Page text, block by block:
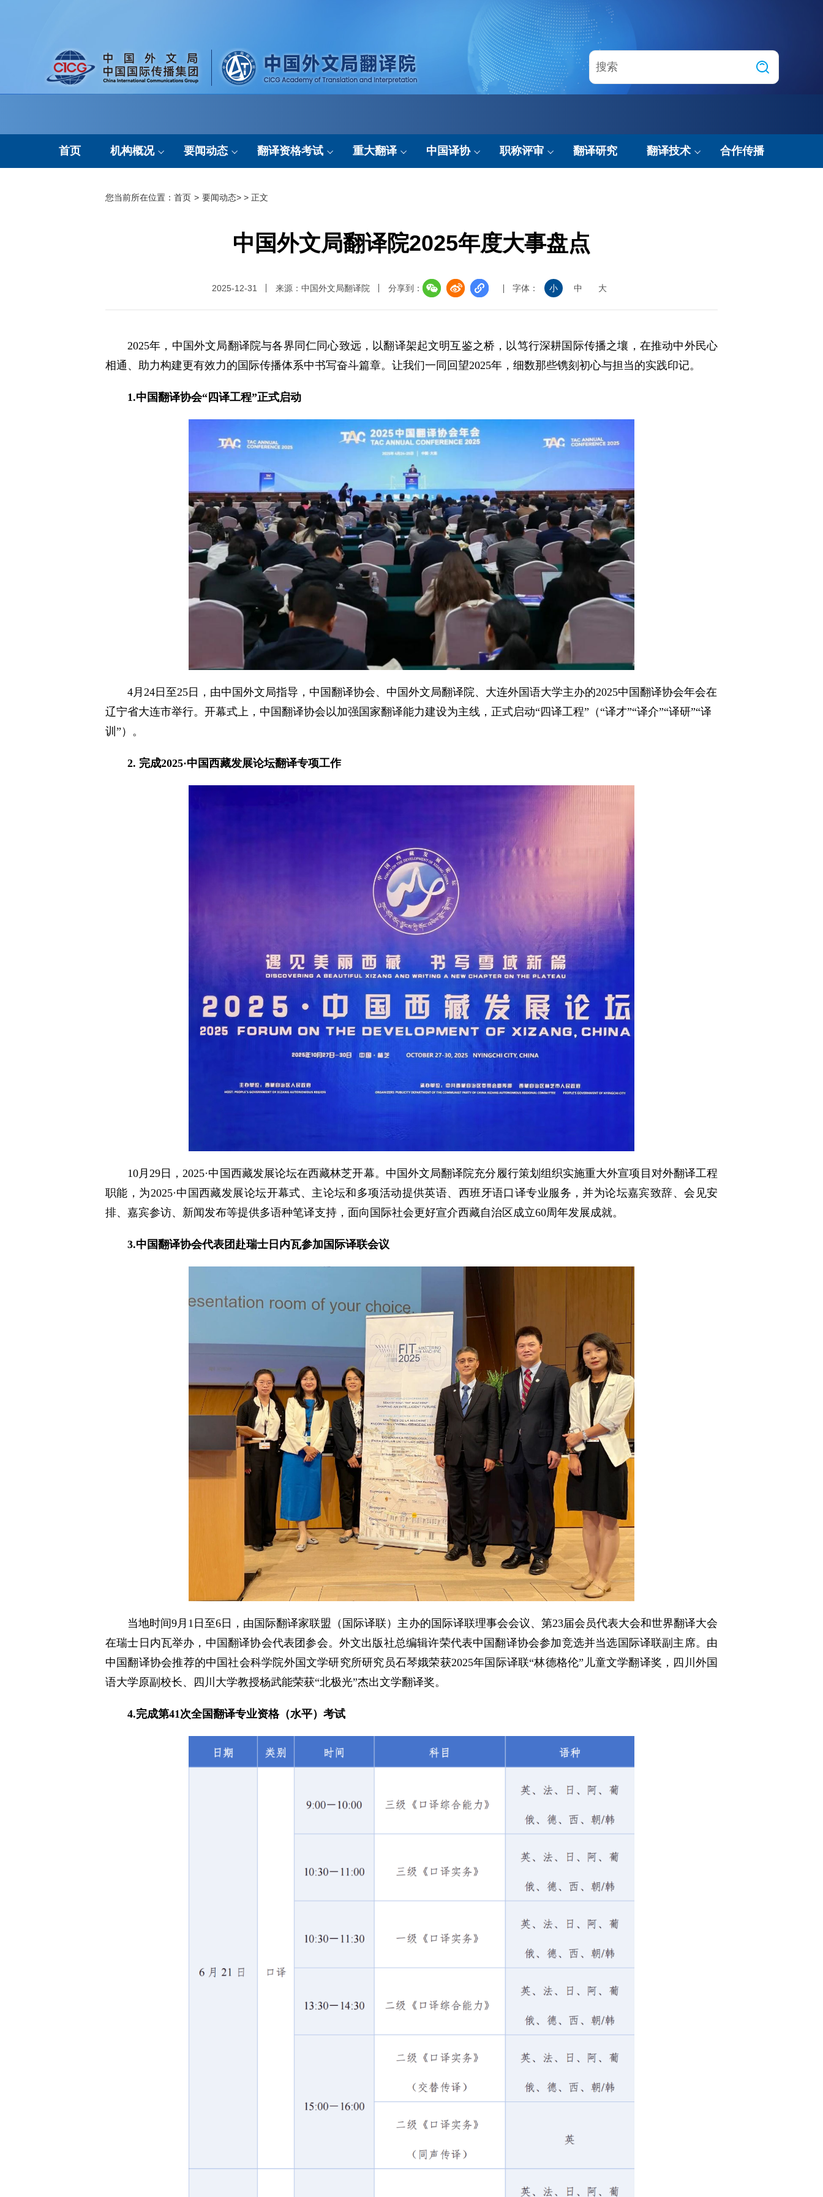
首页 机构概况 要闻动态 翻译资格考试
考试基地
考试大纲
重大翻译 中国译协
协会服务
职称评审
结果公示
申报技巧
翻译研究 翻译技术 合作传播
您当前所在位置： 首页 > 要闻动态> > 正文
中国外文局翻译院2025年度大事盘点
2025-12-31 来源：中国外文局翻译院 分享到： 字体： 小 中 大
2025年，中国外文局翻译院与各界同仁同心致远，以翻译架起文明互鉴之桥，以笃行深耕国际传播之壤，在推动中外民心
相通、助力构建更有效力的国际传播体系中书写奋斗篇章。让我们一同回望2025年，细数那些镌刻初心与担当的实践印记。
1.中国翻译协会“四译工程”正式启动
4月24日至25日，由中国外文局指导，中国翻译协会、中国外文局翻译院、大连外国语大学主办的2025中国翻译协会年会在
辽宁省大连市举行。开幕式上，中国翻译协会以加强国家翻译能力建设为主线，正式启动“四译工程”（“译才”“译介”“译研”“译
训”）。
2. 完成2025·中国西藏发展论坛翻译专项工作
10月29日，2025·中国西藏发展论坛在西藏林芝开幕。中国外文局翻译院充分履行策划组织实施重大外宣项目对外翻译工程
职能，为2025·中国西藏发展论坛开幕式、主论坛和多项活动提供英语、西班牙语口译专业服务，并为论坛嘉宾致辞、会见安
排、嘉宾参访、新闻发布等提供多语种笔译支持，面向国际社会更好宣介西藏自治区成立60周年发展成就。
3.中国翻译协会代表团赴瑞士日内瓦参加国际译联会议
当地时间9月1日至6日，由国际翻译家联盟（国际译联）主办的国际译联理事会会议、第23届会员代表大会和世界翻译大会
在瑞士日内瓦举办，中国翻译协会代表团参会。外文出版社总编辑许荣代表中国翻译协会参加竞选并当选国际译联副主席。由
中国翻译协会推荐的中国社会科学院外国文学研究所研究员石琴娥荣获2025年国际译联“林德格伦”儿童文学翻译奖，四川外国
语大学原副校长、四川大学教授杨武能荣获“北极光”杰出文学翻译奖。
4.完成第41次全国翻译专业资格（水平）考试